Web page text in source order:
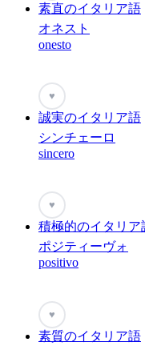
素直のイタリア語
オネスト
onesto
♥
誠実のイタリア語
シンチェーロ
sincero
♥
積極的のイタリア
ポジティーヴォ
positivo
♥
素質のイタリア語